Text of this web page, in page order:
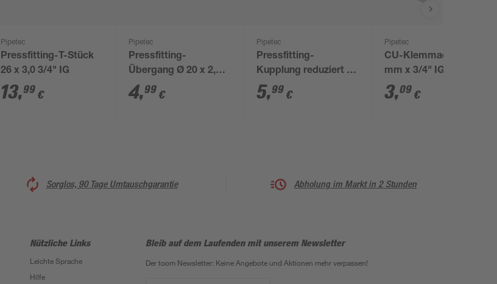
Pipetec
Pressfitting-T-Stück
26 x 3,0 3/4" IG
13,99 €
Pipetec
Pressfitting-
Übergang Ø 20 x 2,0
mm 1/2" IG
4,99 €
Pipetec
Pressfitting-
Kupplung reduziert 20
x 2,0 mm - 16 x 2,0
mm
5,99 €
Pipetec
CU-Klemmadapter 15
mm x 3/4" IG
3,09 €
Sorglos, 90 Tage Umtauschgarantie Abholung im Markt in 2 Stunden
Nützliche Links
Leichte Sprache
Hilfe
Bleib auf dem Laufenden mit unserem Newsletter
Der toom Newsletter: Keine Angebote und Aktionen mehr verpassen!